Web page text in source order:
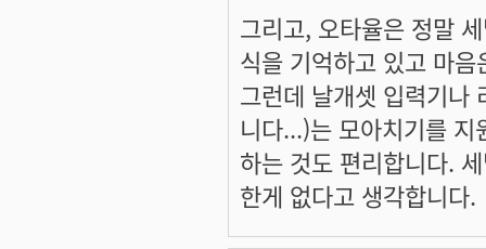
그리고, 오타율은 정말
식을 기억하고 있고 마
그런데 날개셋 입력기나
니다...)는 모아치기를
하는 것도 편리합니다.
한게 없다고 생각합니다.